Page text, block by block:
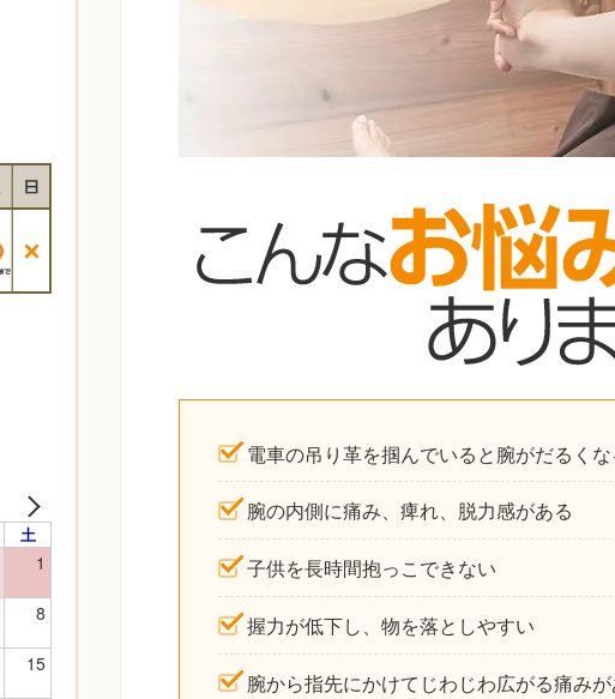
電車の吊り革を掴んでいると腕がだるく
腕の内側に痛み、痺れ、脱力感がある
子供を長時間抱っこできない
握力が低下し、物を落としやすい
腕から指先にかけてじわじわ広がる痛み
土
1
8
15